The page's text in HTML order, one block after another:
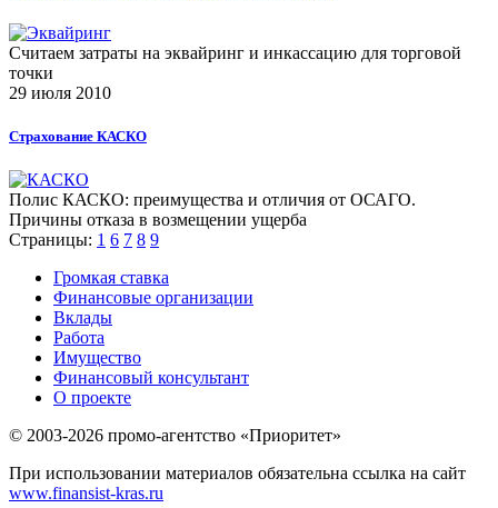
Считаем затраты на эквайринг и инкассацию для торговой
точки
29 июля 2010
Страхование КАСКО
Полис КАСКО: преимущества и отличия от ОСАГО.
Причины отказа в возмещении ущерба
Страницы: 1 6 7 8 9
Громкая ставка
Финансовые организации
Вклады
Работа
Имущество
Финансовый консультант
О проекте
© 2003-2026 промо-агентство «Приоритет»
При использовании материалов обязательна ссылка на сайт
www.finansist-kras.ru